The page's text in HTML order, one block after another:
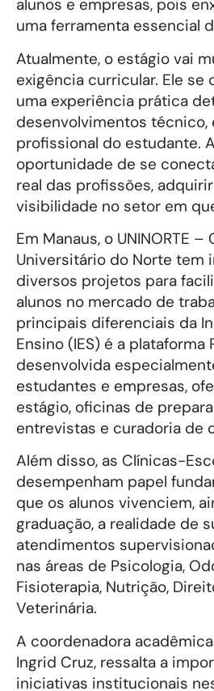
alunos e empresas, pois
uma ferramenta essencial
Atualmente, o estágio vai
exigência curricular. Ele se
uma experiência prática
desenvolvimentos técnico,
profissional do estudante.
oportunidade de se
real das profissões,
visibilidade no setor em
Em Manaus, o UNINORTE –
Universitário do Norte tem
diversos projetos para
alunos no mercado de
principais diferenciais da
Ensino (IES) é a plataforma
desenvolvida
estudantes e empresas,
estágio, oficinas de
entrevistas e curadoria de
Além disso, as Clínicas-
desempenham papel
que os alunos vivenciem,
graduação, a realidade de
atendimentos
nas áreas de Psicologia,
Fisioterapia, Nutrição,
Veterinária.
A coordenadora acadêmica
Ingrid Cruz, ressalta a
iniciativas institucionais